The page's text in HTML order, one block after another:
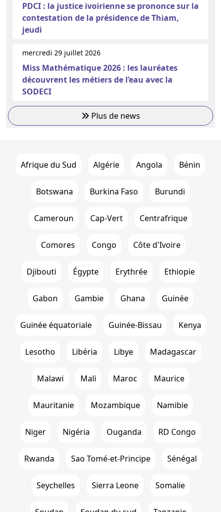
PDCI : la justice ivoirienne se prononce sur la
contestation de la présidence de Thiam,
jeudi
mercredi 29 juillet 2026
Miss Mathématique 2026 : les lauréates
découvrent les métiers de l’eau avec la
SODECI
Plus de news
Afrique du Sud Algérie Angola Bénin
Botswana Burkina Faso Burundi
Cameroun Cap-Vert Centrafrique
Comores Congo Côte d'Ivoire
Djibouti Égypte Erythrée Ethiopie
Gabon Gambie Ghana Guinée
Guinée équatoriale Guinée-Bissau Kenya
Lesotho Libéria Libye Madagascar
Malawi Mali Maroc Maurice
Mauritanie Mozambique Namibie
Niger Nigéria Ouganda RD Congo
Rwanda Sao Tomé-et-Principe Sénégal
Seychelles Sierra Leone Somalie